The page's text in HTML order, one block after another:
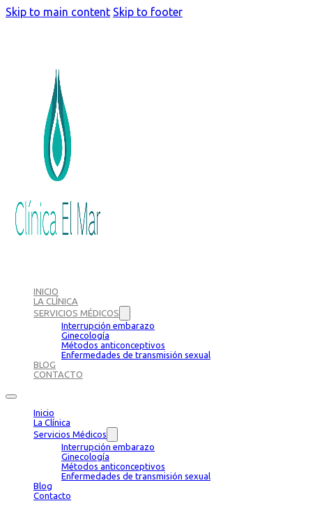
Skip to main content Skip to footer
INICIO
LA CLÍNICA
SERVICIOS MÉDICOS
Interrupción embarazo
Ginecología
Métodos anticonceptivos
Enfermedades de transmisión sexual
BLOG
CONTACTO
Inicio
La Clínica
Servicios Médicos
Interrupción embarazo
Ginecología
Métodos anticonceptivos
Enfermedades de transmisión sexual
Blog
Contacto